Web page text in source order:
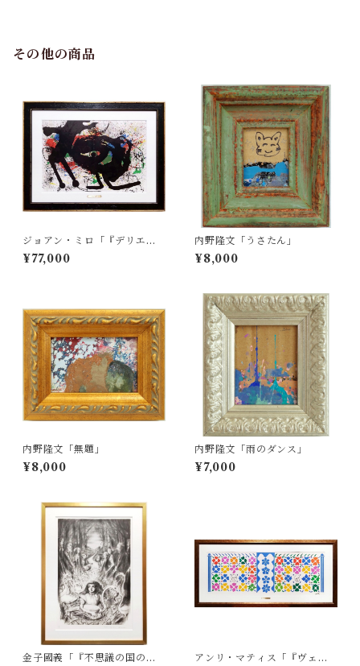
その他の商品
ジョアン・ミロ「『デリエー
ル・ル・ミロワール no.203』
より ソブレティクシム Pl.
¥77,000
内野隆文「うさたん」
¥8,000
内野隆文「無題」
¥8,000
内野隆文「雨のダンス」
¥7,000
金子國義「『不思議の国のア
アンリ・マティス「『ヴェル